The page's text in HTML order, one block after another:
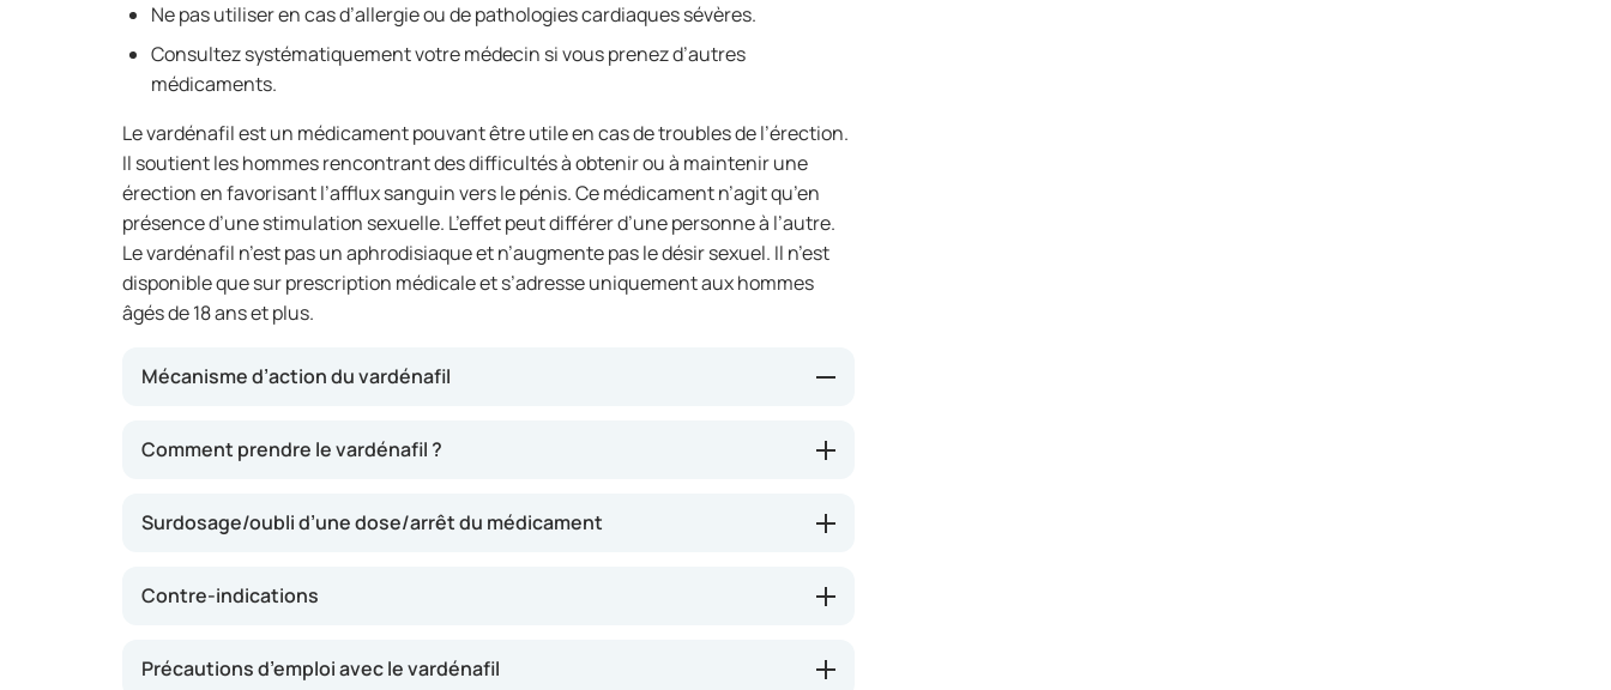
Ne pas utiliser en cas d’allergie ou de pathologies cardiaques sévères.
Consultez systématiquement votre médecin si vous prenez d’autres
médicaments.
Le vardénafil est un médicament pouvant être utile en cas de troubles de l’érection.
Il soutient les hommes rencontrant des difficultés à obtenir ou à maintenir une
érection en favorisant l’afflux sanguin vers le pénis. Ce médicament n’agit qu’en
présence d’une stimulation sexuelle. L’effet peut différer d’une personne à l’autre.
Le vardénafil n’est pas un aphrodisiaque et n’augmente pas le désir sexuel. Il n’est
disponible que sur prescription médicale et s’adresse uniquement aux hommes
âgés de 18 ans et plus.
Mécanisme d’action du vardénafil
Le vardénafil appartient à la classe des inhibiteurs de la phosphodiestérase de
type 5. Il induit une relaxation des vaisseaux sanguins du pénis, permettant
érection lors d’une activité sexuelle. L’effet débute généralement entre 25 et 60
Comment prendre le vardénafil ?
Surdosage/oubli d’une dose/arrêt du médicament
Contre-indications
Précautions d’emploi avec le vardénafil